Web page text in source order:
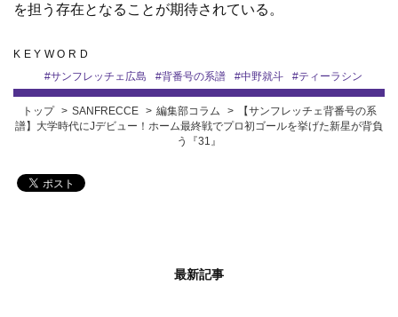
を担う存在となることが期待されている。
KEYWORD
#サンフレッチェ広島 #背番号の系譜 #中野就斗 #ティーラシン
トップ SANFRECCE 編集部コラム
【サンフレッチェ背番号の系
譜】大学時代にJデビュー！ホーム最終戦でプロ初ゴールを挙げた新星が背負
う『31』
最新記事